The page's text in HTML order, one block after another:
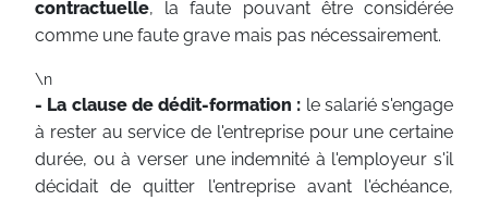
contractuelle, la faute pouvant être considérée
comme une faute grave mais pas nécessairement.
\n
- La clause de dédit-formation : le salarié s'engage
à rester au service de l'entreprise pour une certaine
durée, ou à verser une indemnité à l'employeur s'il
décidait de quitter l'entreprise avant l'échéance,